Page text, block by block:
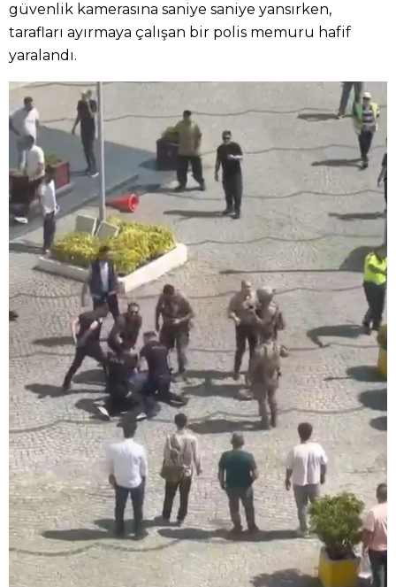
güvenlik kamerasına saniye saniye yansırken,
tarafları ayırmaya çalışan bir polis memuru hafif
yaralandı.